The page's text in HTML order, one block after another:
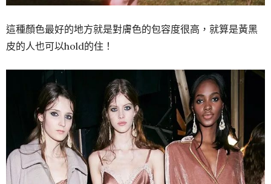
這種顏色最好的地方就是對膚色的包容度很高，就算是黃黑
皮的人也可以hold的住！